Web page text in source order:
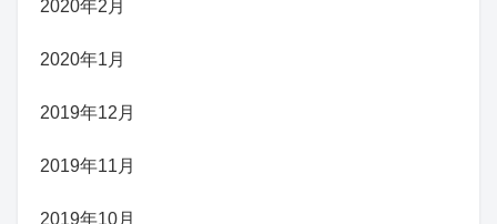
2020年2月
2020年1月
2019年12月
2019年11月
2019年10月